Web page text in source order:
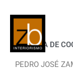
contenido
POLÍTICA DE
PEDRO JOSÉ